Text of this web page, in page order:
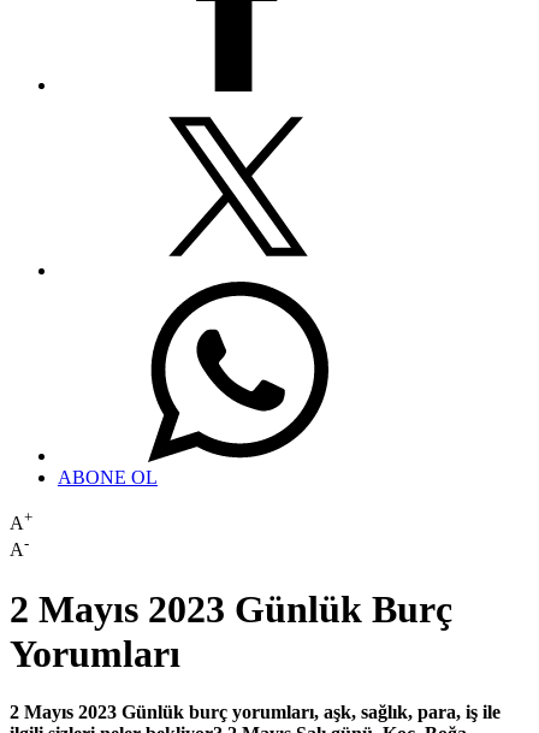
ABONE OL
A+
A-
2 Mayıs 2023 Günlük Burç
Yorumları
2 Mayıs 2023 Günlük burç yorumları, aşk, sağlık, para, iş ile